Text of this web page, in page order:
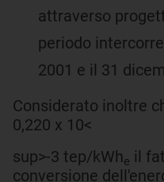
attraverso
periodo
2001 e il 31
Considerato inoltre
0,220 x 10<
sup>-3 tep/kWhe il
conversione